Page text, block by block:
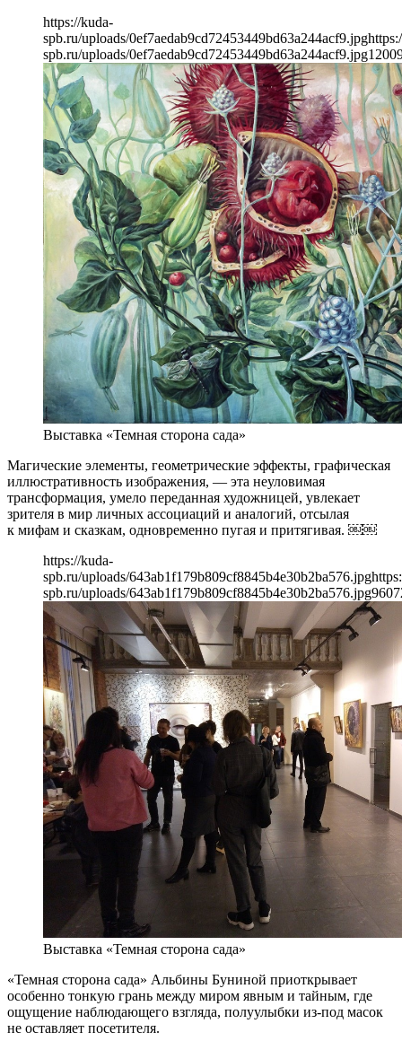
https://kuda-
spb.ru/uploads/0ef7aedab9cd72453449bd63a244acf9.jpg
spb.ru/uploads/0ef7aedab9cd72453449bd63a244acf9.jpg1200
Выставка «Темная сторона сада»
Магические элементы, геометрические эффекты, графическая
иллюстративность изображения, — эта неуловимая
трансформация, умело переданная художницей, увлекает
зрителя в мир личных ассоциаций и аналогий, отсылая
к мифам и сказкам, одновременно пугая и притягивая. ￼￼
https://kuda-
spb.ru/uploads/643ab1f179b809cf8845b4e30b2ba576.jpg
spb.ru/uploads/643ab1f179b809cf8845b4e30b2ba576.jpg960
Выставка «Темная сторона сада»
«Темная сторона сада» Альбины Буниной приоткрывает
особенно тонкую грань между миром явным и тайным, где
ощущение наблюдающего взгляда, полуулыбки из-под масок
не оставляет посетителя.